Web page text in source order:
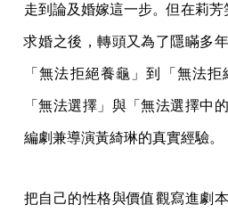
走到論及婚嫁這一步。但在莉芳
求婚之後，轉頭又為了隱瞞多
「無法拒絕養龜」到「無法
「無法選擇」與「無法選擇中
編劇兼導演黃綺琳的真實經驗。
把自己的性格與價值觀寫進劇